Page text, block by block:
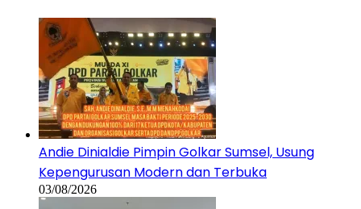
Andie Dinialdie Pimpin Golkar Sumsel, Usung
Kepengurusan Modern dan Terbuka
03/08/2026